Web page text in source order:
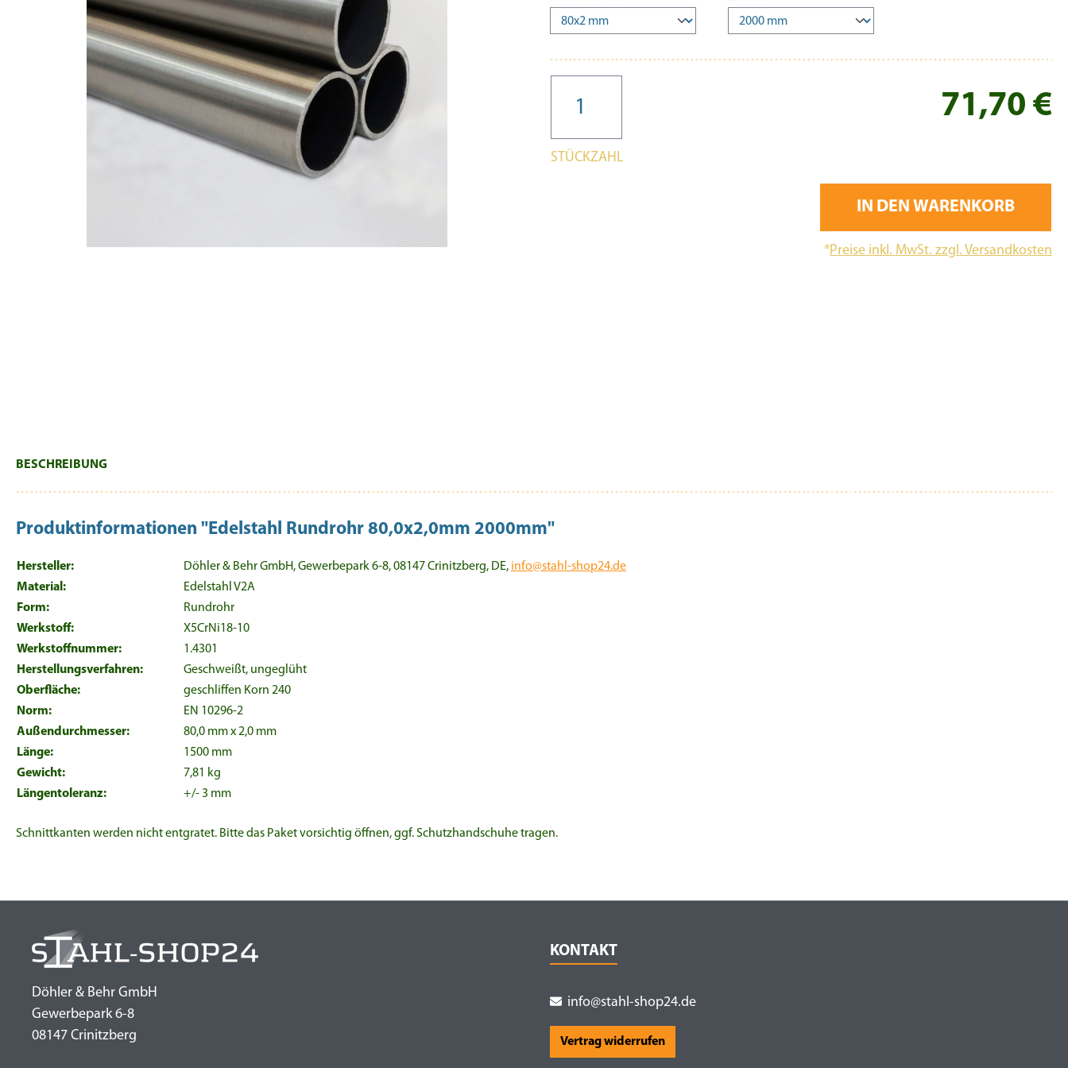
71,70 €
STÜCKZAHL
IN DEN WARENKORB
*Preise inkl. MwSt. zzgl. Versandkosten
BESCHREIBUNG
Produktinformationen "Edelstahl Rundrohr 80,0x2,0mm 2000mm"
Hersteller: Döhler & Behr GmbH, Gewerbepark 6-8, 08147 Crinitzberg, DE, info@stahl-shop24.de
Material:
Edelstahl V2A
Form:
Rundrohr
Werkstoff:
X5CrNi18-10
Werkstoffnummer:
1.4301
Herstellungsverfahren:
Geschweißt, ungeglüht
Oberfläche:
geschliffen Korn 240
Norm:
EN 10296-2
Außendurchmesser:
80,0 mm x 2,0 mm
Länge:
1500 mm
Gewicht:
7,81 kg
Längentoleranz:
+/- 3 mm
Schnittkanten werden nicht entgratet. Bitte das Paket vorsichtig öffnen, ggf. Schutzhandschuhe tragen.
Döhler & Behr GmbH
Gewerbepark 6-8
08147 Crinitzberg
KONTAKT
info@stahl-shop24.de
Vertrag widerrufen